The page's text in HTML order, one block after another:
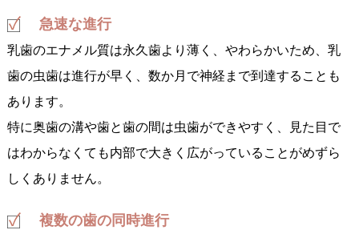
急速な進行
乳歯のエナメル質は永久歯より薄く、やわらかいため、乳
歯の虫歯は進行が早く、数か月で神経まで到達することも
あります。
特に奥歯の溝や歯と歯の間は虫歯ができやすく、見た目で
はわからなくても内部で大きく広がっていることがめずら
しくありません。
複数の歯の同時進行